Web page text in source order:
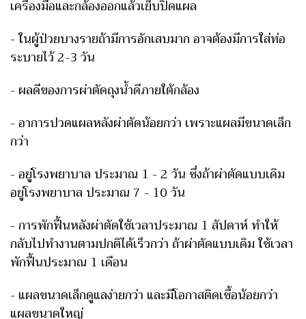
เครื่องมือและกล้องออกแล้วเย็บปิดแผล
- ในผู้ป่วยบางรายถ้ามีการอักเสบมาก อาจต้องมีการใส่ท่อ
ระบายไว้ 2-3 วัน
- ผลดีของการผ่าตัดถุงน้ำดีภายใต้กล้อง
- อาการปวดแผลหลังผ่าตัดน้อยกว่า เพราะแผลมีขนาดเล็ก
กว่า
- อยู่โรงพยาบาล ประมาณ 1 - 2 วัน ซึ่งถ้าผ่าตัดแบบเดิม
อยู่โรงพยาบาล ประมาณ 7 - 10 วัน
- การพักฟื้นหลังผ่าตัดใช้เวลาประมาณ 1 สัปดาห์ ทำให้
กลับไปทำงานตามปกติได้เร็วกว่า ถ้าผ่าตัดแบบเดิม ใช้เวลา
พักฟื้นประมาณ 1 เดือน
- แผลขนาดเล็กดูแลง่ายกว่า และมีโอกาสติดเชื้อน้อยกว่า
แผลขนาดใหญ่